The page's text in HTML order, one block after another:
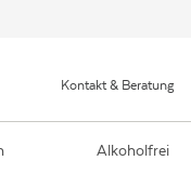
Kontakt & Beratung
Alkoholfrei